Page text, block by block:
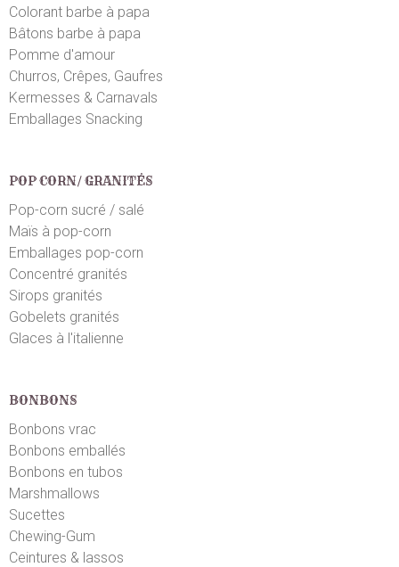
Colorant barbe à papa
Bâtons barbe à papa
Pomme d'amour
Churros, Crêpes, Gaufres
Kermesses & Carnavals
Emballages Snacking
POP CORN/ GRANITÉS
Pop-corn sucré / salé
Maïs à pop-corn
Emballages pop-corn
Concentré granités
Sirops granités
Gobelets granités
Glaces à l'italienne
BONBONS
Bonbons vrac
Bonbons emballés
Bonbons en tubos
Marshmallows
Sucettes
Chewing-Gum
Ceintures & lassos